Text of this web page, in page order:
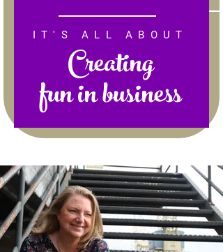
IT'S ALL ABOUT
Creating
fun in business